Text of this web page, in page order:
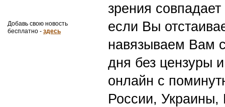
Добавь свою новость
бесплатно - здесь
зрения
если Вы
навязываем Вам
дня без цензуры
онлайн с
России,